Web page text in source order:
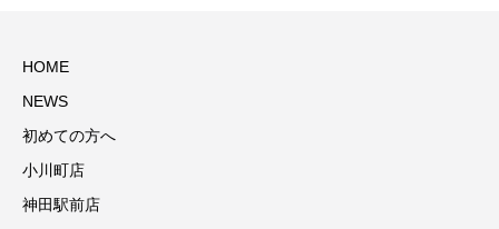
HOME
NEWS
初めての方へ
小川町店
神田駅前店